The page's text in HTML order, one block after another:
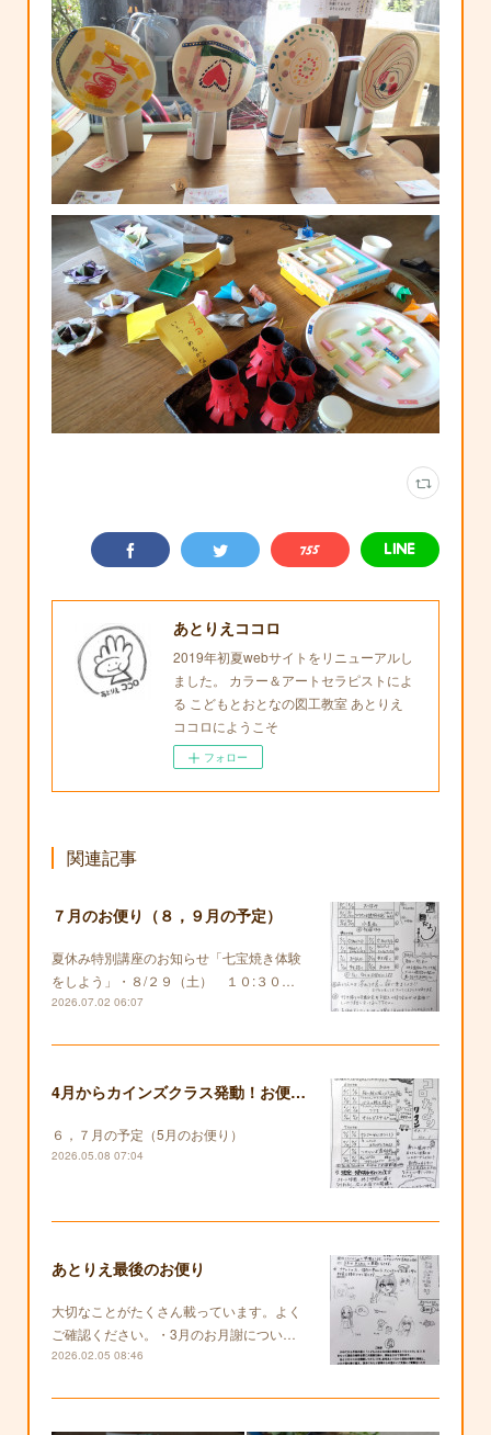
あとりえココロ
2019年初夏webサイトをリニューアルし
ました。 カラー＆アートセラピストによ
る こどもとおとなの図工教室 あとりえ
ココロにようこそ
フォロー
関連記事
７月のお便り（８，９月の予定）
夏休み特別講座のお知らせ「七宝焼き体験
をしよう」・８/２９（土） １０:３０…
2026.07.02 06:07
4月からカインズクラス発動！お便りも復活します！
６，７月の予定（5月のお便り）
2026.05.08 07:04
あとりえ最後のお便り
大切なことがたくさん載っています。よく
ご確認ください。・3月のお月謝につい…
2026.02.05 08:46